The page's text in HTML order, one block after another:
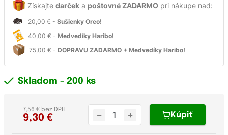
Získajte darček a poštovné ZADARMO pri nákupe nad:
20,00 € - Sušienky Oreo!
40,00 € - Medvedíky Haribo!
75,00 € - DOPRAVU ZADARMO + Medvedíky Haribo!
Skladom - 200 ks
9,30 €
7,56 € bez DPH
Kúpiť